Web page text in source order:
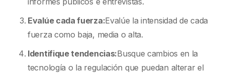
Evalúe cada fuerza:Evalúe la intensidad de cada
fuerza como baja, media o alta.
Identifique tendencias:Busque cambios en la
tecnología o la regulación que puedan alterar el